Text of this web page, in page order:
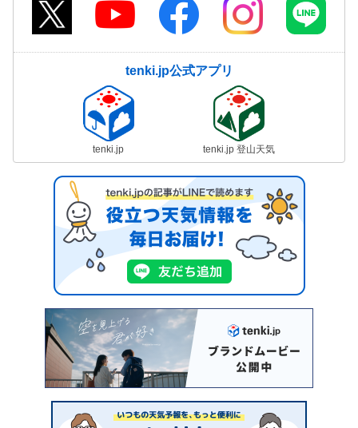
tenki.jp公式アプリ
tenki.jp tenki.jp 登山天気